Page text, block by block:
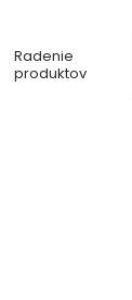
Radenie
produktov